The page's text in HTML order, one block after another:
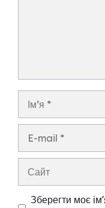
Ім’я
Сайт
Зберегти моє